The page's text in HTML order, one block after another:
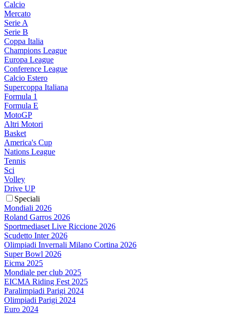
Calcio
Mercato
Serie A
Serie B
Coppa Italia
Champions League
Europa League
Conference League
Calcio Estero
Supercoppa Italiana
Formula 1
Formula E
MotoGP
Altri Motori
Basket
America's Cup
Nations League
Tennis
Sci
Volley
Drive UP
Speciali
Mondiali 2026
Roland Garros 2026
Sportmediaset Live Riccione 2026
Scudetto Inter 2026
Olimpiadi Invernali Milano Cortina 2026
Super Bowl 2026
Eicma 2025
Mondiale per club 2025
EICMA Riding Fest 2025
Paralimpiadi Parigi 2024
Olimpiadi Parigi 2024
Euro 2024